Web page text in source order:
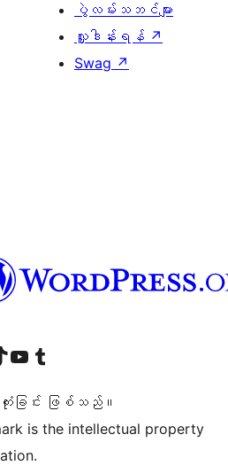
ပွဲလမ်းသဘင်များ
လှူဒါန်းရန် ↗
Swag ↗
ကောင့်သို့ ဝင်ရောက်ကြည့်ရှုရန်
ကျွန်ုပ်တို့၏ YouTube ချန်နယ်သို့ သွားရောက်ကြည့်ရှုပါ ကျွန်ုပ်တို့၏ Tumblr အကောင့်သို့ ဝင်ရောက်ကြည့်ရှုရန်
ကုံးခြင်း ဖြစ်သည်။
is the intellectual property